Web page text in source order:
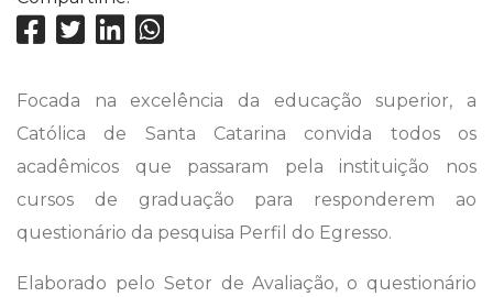
Focada na excelência da educação superior, a
Católica de Santa Catarina convida todos os
acadêmicos que passaram pela instituição nos
cursos de graduação para responderem ao
questionário da pesquisa Perfil do Egresso.
Elaborado pelo Setor de Avaliação, o questionário